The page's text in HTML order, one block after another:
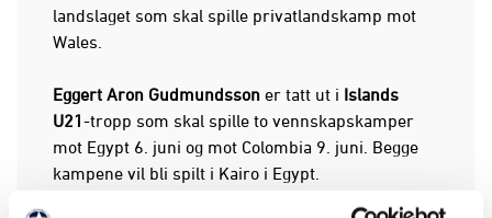
landslaget som skal spille privatlandskamp mot
Wales.
Eggert Aron Gudmundsson er tatt ut i Islands
U21-tropp som skal spille to vennskapskamper
mot Egypt 6. juni og mot Colombia 9. juni. Begge
kampene vil bli spilt i Kairo i Egypt.